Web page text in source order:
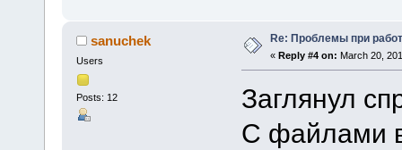
sanuchek
Users
Posts: 12
Re: Проблемы при
« Reply #4 on: March 20,
Заглянул
С файлами